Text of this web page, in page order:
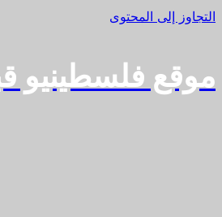
التجاوز إلى المحتوى
موقع فلسطينيو